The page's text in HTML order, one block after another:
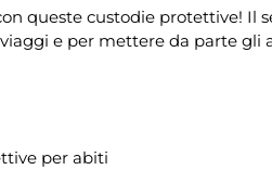
queste custodie protettive! Il
e per mettere da parte gli
per abiti